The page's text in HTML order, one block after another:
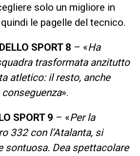
solo un migliore in
le pagelle del tecnico.
SPORT 8 – «Ha
trasformata anzitutto
atletico: il resto, anche
».
SPORT 9 – «Per la
332 con l’Atalanta, si
sontuosa. Dea spettacolare